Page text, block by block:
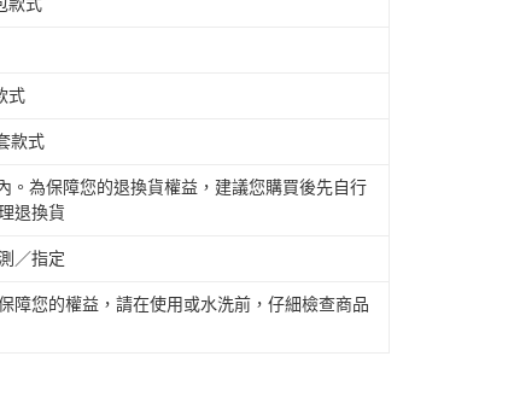
款式
式
款式
為保障您的退換貨權益，建議您購買後先自行
退換貨
／指定
障您的權益，請在使用或水洗前，仔細檢查商品